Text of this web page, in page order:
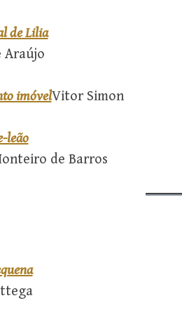
de Lilia
Araújo
imóvelVitor Simon
leão
de Barros